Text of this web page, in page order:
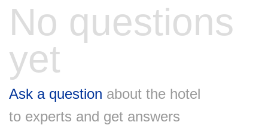
No questions
yet
Ask a question about the hotel
to experts and get answers